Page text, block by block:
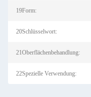
19Form:
20Schlüsselwort:
21Oberflächenbehandlung:
22Spezielle Verwendung: